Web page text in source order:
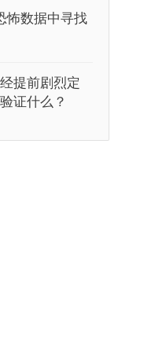
怖数据中寻找
提前剧烈定
证什么？